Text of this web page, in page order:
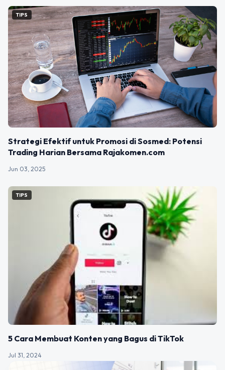
TIPS
Strategi Efektif untuk Promosi di Sosmed: Potensi
Trading Harian Bersama Rajakomen.com
Jun 03, 2025
TIPS
5 Cara Membuat Konten yang Bagus di TikTok
Jul 31, 2024